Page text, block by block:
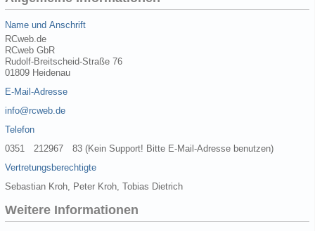
Name und Anschrift
RCweb.de
RCweb GbR
Rudolf-Breitscheid-Straße 76
01809 Heidenau
E-Mail-Adresse
info@rcweb.de
Telefon
0351 212967 83 (Kein Support! Bitte E-Mail-Adresse benutzen)
Vertretungsberechtigte
Sebastian Kroh, Peter Kroh, Tobias Dietrich
Weitere Informationen